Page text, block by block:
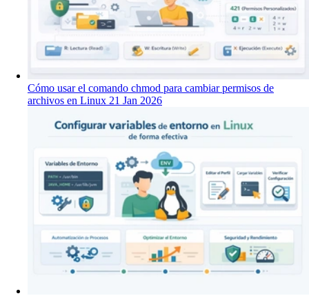
Cómo usar el comando chmod para cambiar permisos de
archivos en Linux 21 Jan 2026